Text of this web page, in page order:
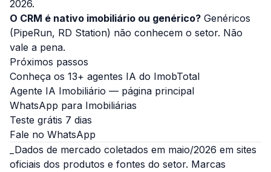
2026.
O CRM é nativo imobiliário ou genérico? Genéricos
(PipeRun, RD Station) não conhecem o setor. Não
vale a pena.
Próximos passos
Conheça os 13+ agentes IA do ImobTotal
Agente IA Imobiliário — página principal
WhatsApp para Imobiliárias
Teste grátis 7 dias
Fale no WhatsApp
_Dados de mercado coletados em maio/2026 em sites
oficiais dos produtos e fontes do setor. Marcas